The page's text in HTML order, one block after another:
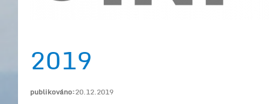
2019
publikováno:20.12.2019